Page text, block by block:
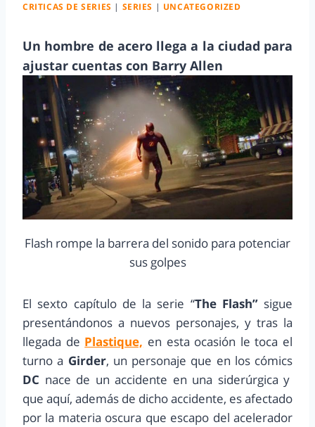
CRITICAS DE SERIES | SERIES | UNCATEGORIZED
Un hombre de acero llega a la ciudad para
ajustar cuentas con Barry Allen
Flash rompe la barrera del sonido para potenciar
sus golpes
El sexto capítulo de la serie “The Flash”sigue
presentándonos a nuevos personajes, y tras la
llegada de Plastique, en esta ocasión le toca el
turno a Girder, un personaje que en los cómics
DC nace de un accidente en una siderúrgica y
que aquí, además de dicho accidente, es afectado
por la materia oscura que escapo del acelerador